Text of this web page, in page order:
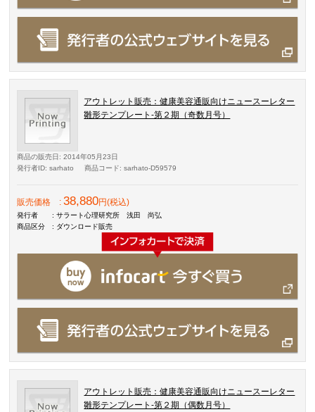
アウトレット販売：健康美容通販向けニュースーレター
雛形テンプレート-第２期（奇数月号）
商品の販売日 : 2014年05月23日
発行者ID: sarhato 商品コード: sarhato-D59579
販売価格 :38,880円(税込)
発行者
: サラート心理研究所 浅田 尚弘
商品区分
: ダウンロード販売
アウトレット販売：健康美容通販向けニュースーレター
雛形テンプレート-第２期（偶数月号）